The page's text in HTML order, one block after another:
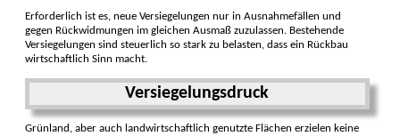
Erforderlich ist es, neue Versiegelungen nur in Ausnahmefällen und
gegen Rückwidmungen im gleichen Ausmaß zuzulassen. Bestehende
Versiegelungen sind steuerlich so stark zu belasten, dass ein Rückbau
wirtschaftlich Sinn macht.
Versiegelungsdruck
Grünland, aber auch landwirtschaftlich genutzte Flächen erzielen keine